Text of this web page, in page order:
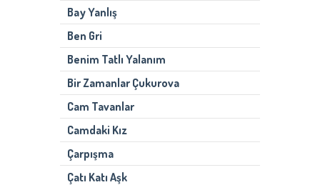
Bay Yanlış
Ben Gri
Benim Tatlı Yalanım
Bir Zamanlar Çukurova
Cam Tavanlar
Camdaki Kız
Çarpışma
Çatı Katı Aşk